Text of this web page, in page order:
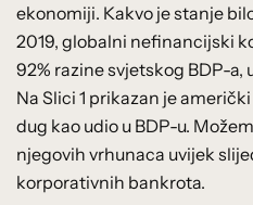
ekonomiji. Kakvo je stanje
2019, globalni nefinancijski
92% razine svjetskog BDP-a,
Na Slici 1 prikazan je
dug kao udio u BDP-u.
njegovih vrhunaca uvijek
korporativnih bankrota.